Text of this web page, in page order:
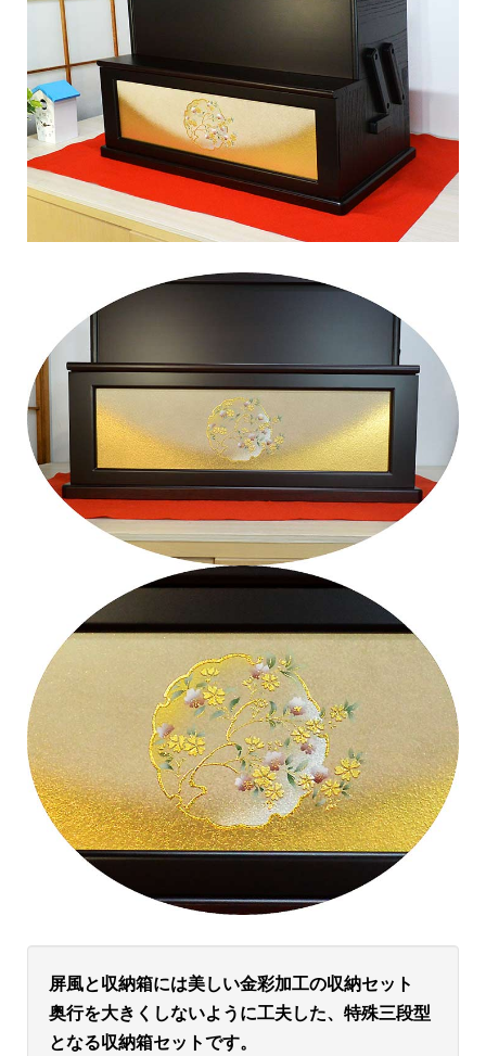
屏風と収納箱には美しい金彩加工の収納セット
奥行を大きくしないように工夫した、特殊三段型
となる収納箱セットです。